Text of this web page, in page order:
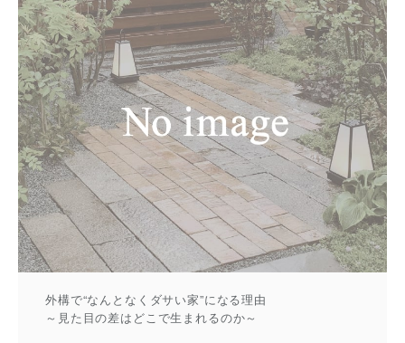
外構で“なんとなくダサい家”になる理由
～見た目の差はどこで生まれるのか～